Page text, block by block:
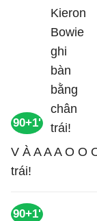
90+1'
V À A A A O O
trái!
90+1'